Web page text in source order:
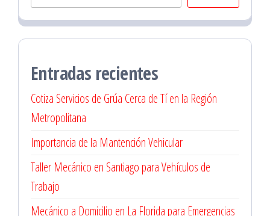
Entradas recientes
Cotiza Servicios de Grúa Cerca de Tí en la Región
Metropolitana
Importancia de la Mantención Vehicular
Taller Mecánico en Santiago para Vehículos de
Trabajo
Mecánico a Domicilio en La Florida para Emergencias